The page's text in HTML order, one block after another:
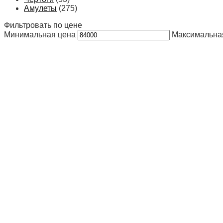
Амулеты (275)
Фильтровать по цене
Минимальная цена